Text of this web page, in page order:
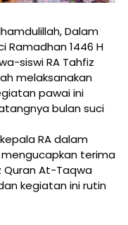
Dalam
Ramadhan 1446 H
siswi RA Tahfiz
melaksanakan
pawai ini
bulan suci
RA dalam
terima
Quran At-Taqwa
kegiatan ini rutin